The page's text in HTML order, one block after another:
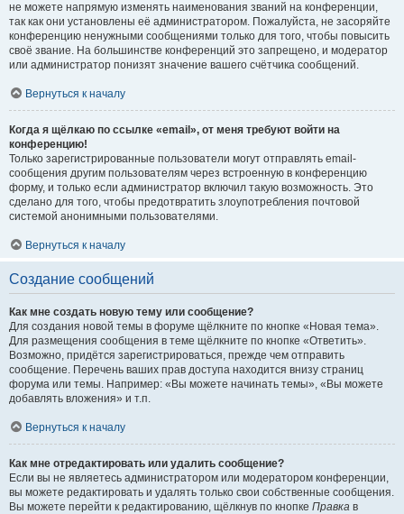
не можете напрямую изменять наименования званий на конференции,
так как они установлены её администратором. Пожалуйста, не засоряйте
конференцию ненужными сообщениями только для того, чтобы повысить
своё звание. На большинстве конференций это запрещено, и модератор
или администратор понизят значение вашего счётчика сообщений.
Вернуться к началу
Когда я щёлкаю по ссылке «email», от меня требуют войти на
конференцию!
Только зарегистрированные пользователи могут отправлять email-
сообщения другим пользователям через встроенную в конференцию
форму, и только если администратор включил такую возможность. Это
сделано для того, чтобы предотвратить злоупотребления почтовой
системой анонимными пользователями.
Вернуться к началу
Создание сообщений
Как мне создать новую тему или сообщение?
Для создания новой темы в форуме щёлкните по кнопке «Новая тема».
Для размещения сообщения в теме щёлкните по кнопке «Ответить».
Возможно, придётся зарегистрироваться, прежде чем отправить
сообщение. Перечень ваших прав доступа находится внизу страниц
форума или темы. Например: «Вы можете начинать темы», «Вы можете
добавлять вложения» и т.п.
Вернуться к началу
Как мне отредактировать или удалить сообщение?
Если вы не являетесь администратором или модератором конференции,
вы можете редактировать и удалять только свои собственные сообщения.
Вы можете перейти к редактированию, щёлкнув по кнопке Правка в